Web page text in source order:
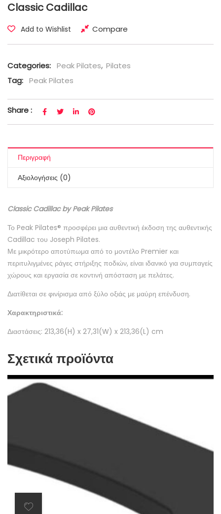
Classic Cadillac
Add to Wishlist Compare
Categories: Peak Pilates, Pilates
Tag: Peak Pilates
Share :
Περιγραφή
Αξιολογήσεις (0)
Classic Cadillac by Peak Pilates
Το Peak Pilates® προσφέρει μια αυθεντική έκδοση της αυθεντικής
Cadillac του Joseph Pilates.
Με μικρότερο αποτύπωμα από το μοντέλο Premier και
περιτυλιγμένες ράγες στήριξης ποδιών, είναι ιδανικό για συμπαγείς
χώρους και εργασία σε κοντινή απόσταση με πελάτες.
Διατίθεται σε φινίρισμα από ξύλο οξιάς με μαύρη επένδυση.
Χαρακτηριστικά:
Διαστάσεις: 213,36(H) x 27,31(W) x 213,36(L) cm
Σχετικά προϊόντα